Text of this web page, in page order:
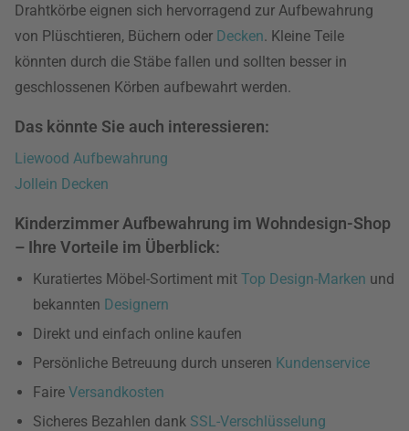
Drahtkörbe eignen sich hervorragend zur Aufbewahrung
von Plüschtieren, Büchern oder Decken. Kleine Teile
könnten durch die Stäbe fallen und sollten besser in
geschlossenen Körben aufbewahrt werden.
Das könnte Sie auch interessieren:
Liewood Aufbewahrung
Jollein Decken
Kinderzimmer Aufbewahrung im Wohndesign-Shop
– Ihre Vorteile im Überblick:
Kuratiertes Möbel-Sortiment mit Top Design-Marken und
bekannten Designern
Direkt und einfach online kaufen
Persönliche Betreuung durch unseren Kundenservice
Faire Versandkosten
Sicheres Bezahlen dank SSL-Verschlüsselung